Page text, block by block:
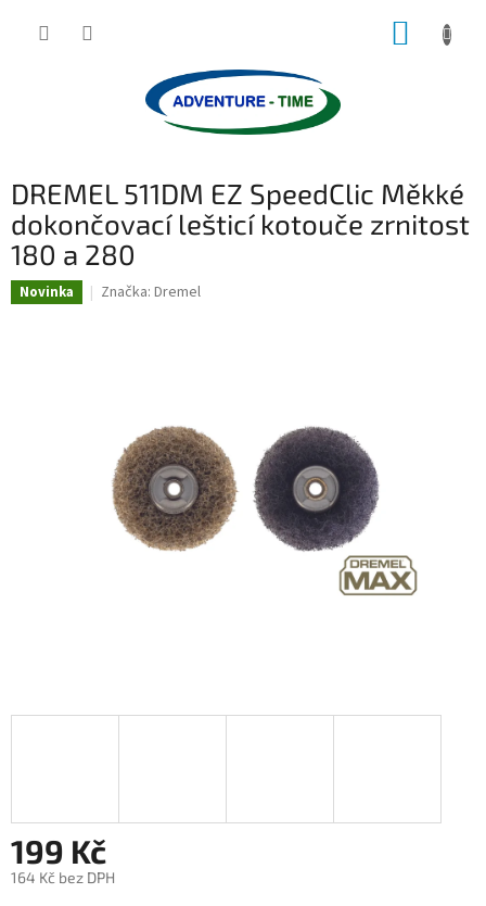
DREMEL 511DM EZ SpeedClic Měkké
dokončovací lešticí kotouče zrnitost
180 a 280
Novinka Značka: Dremel
199 Kč
164 Kč bez DPH